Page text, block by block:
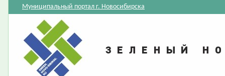
Муниципальный портал г. Новосибирска